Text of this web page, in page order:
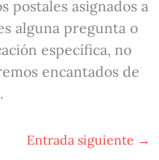
postales asignados a
alguna pregunta o
específica, no
encantados de
Entrada siguiente →